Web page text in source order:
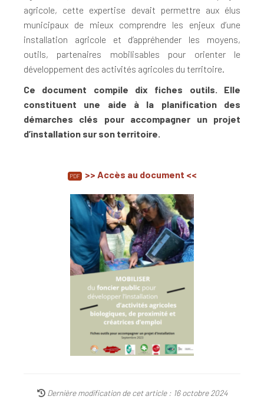
agricole, cette expertise devait permettre aux élus
municipaux de mieux comprendre les enjeux d’une
installation agricole et d’appréhender les moyens,
outils, partenaires mobilisables pour orienter le
développement des activités agricoles du territoire.
Ce document compile dix fiches outils. Elle
constituent une aide à la planification des
démarches clés pour accompagner un projet
d’installation sur son territoire.
>> Accès au document <<
Dernière modification de cet article : 16 octobre 2024